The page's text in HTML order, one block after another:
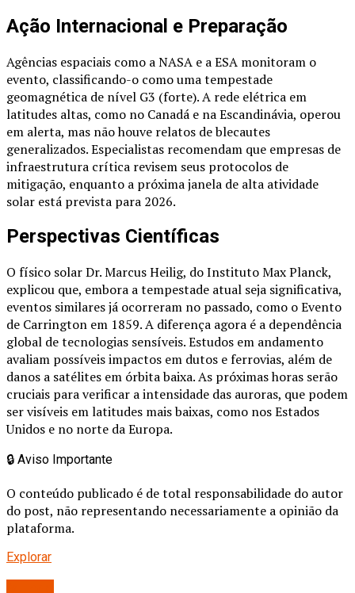
Ação Internacional e Preparação
Agências espaciais como a NASA e a ESA monitoram o
evento, classificando-o como uma tempestade
geomagnética de nível G3 (forte). A rede elétrica em
latitudes altas, como no Canadá e na Escandinávia, operou
em alerta, mas não houve relatos de blecautes
generalizados. Especialistas recomendam que empresas de
infraestrutura crítica revisem seus protocolos de
mitigação, enquanto a próxima janela de alta atividade
solar está prevista para 2026.
Perspectivas Científicas
O físico solar Dr. Marcus Heilig, do Instituto Max Planck,
explicou que, embora a tempestade atual seja significativa,
eventos similares já ocorreram no passado, como o Evento
de Carrington em 1859. A diferença agora é a dependência
global de tecnologias sensíveis. Estudos em andamento
avaliam possíveis impactos em dutos e ferrovias, além de
danos a satélites em órbita baixa. As próximas horas serão
cruciais para verificar a intensidade das auroras, que podem
ser visíveis em latitudes mais baixas, como nos Estados
Unidos e no norte da Europa.
🔒 Aviso Importante
O conteúdo publicado é de total responsabilidade do autor
do post, não representando necessariamente a opinião da
plataforma.
Explorar